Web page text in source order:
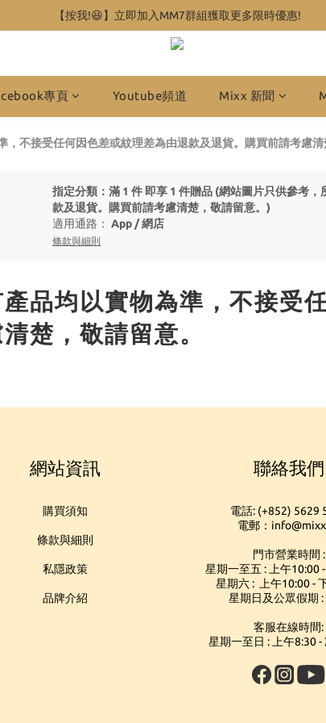
【按我!😆】立即加入MM7群組獲取更多限時優惠!
專頁 Youtube頻道 Mixx 新聞
不接受任何因色差或紋理差為由退款及退貨。購買前請考慮清
指定分類：滿 1 件 即享 1 件贈品 (網站圖片只供參考
款及退貨。購買前請考慮清楚，敬請留意。)
適用通路： App /網店
條款與細則
品均以實物為準，不接受
楚，敬請留意。
網站資訊
購買須知
條款與細則
私隱政策
品牌介紹
聯絡我們
電話: (+852) 5629
電郵：
門市營業時間 :
星期一至五 : 上午10:00
星期六 : 上午10:00 -
星期日及公眾假期 :
客服在線時間:
星期一至日 : 上午8:30 -